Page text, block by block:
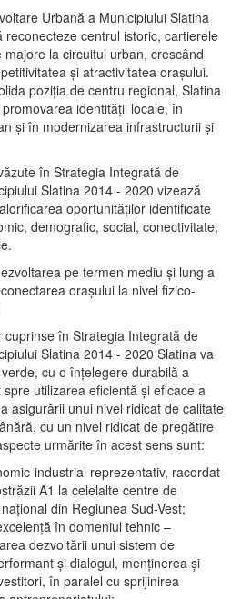
Urbană a Municipiului Slatina
centrul istoric, cartierele
la circuitul urban, crescând
şi atractivitatea oraşului.
poziţia de centru regional, Slatina
identităţii locale, în
şi în modernizarea infrastructurii şi
în Strategia Integrată de
Slatina 2014 - 2020 vizează
oportunităţilor identificate
demografic, social, conectivitate,
pe termen mediu şi lung a
oraşului la nivel fizico-
în Strategia Integrată de
Slatina 2014 - 2020 Slatina va
cu o înţelegere durabilă a
utilizarea eficientă şi eficace a
asigurării unui nivel ridicat de calitate
cu un nivel ridicat de pregătire
urmărite în acest sens sunt:
industrial reprezentativ, racordat
A1 la celelalte centre de
din Regiunea Sud-Vest;
în domeniul tehnic –
dezvoltării unui sistem de
şi dialogul, menţinerea şi
în paralel cu sprijinirea